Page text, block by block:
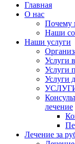
Главная
О нас
Почему
Наши
Наши услуги
Услуги
Услуги
Услуги
лечение
Лечение за